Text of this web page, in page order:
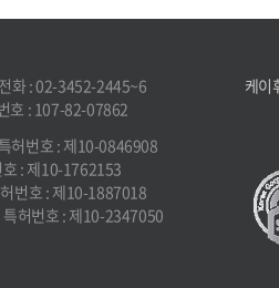
화 : 02-3452-2445~6
호 : 107-82-07862
특허번호 : 제10-0846908
호 : 제10-1762153
번호 : 제10-1887018
특허번호 : 제10-2347050
케이